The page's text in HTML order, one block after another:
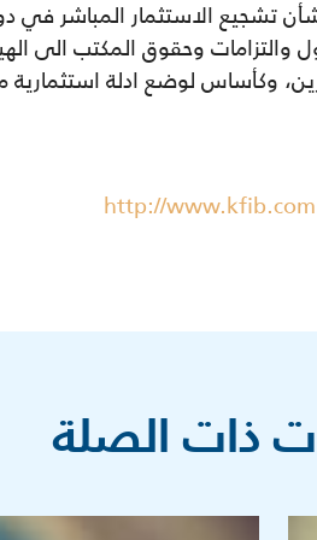
كافة اموال واصول والتزامات وحقوق
وكأساس لوضع ادلة
http://
ذات الصلة